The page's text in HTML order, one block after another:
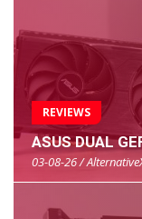
REVIEWS
ASUS DUAL
03-08-26 /